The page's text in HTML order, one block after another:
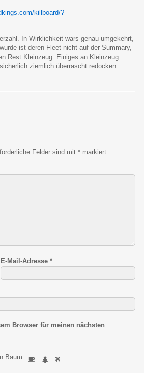
killboard/?
In Wirklichkeit wars genau umgekehrt,
ist deren Fleet nicht auf der Summary,
Rest Kleinzeug. Einiges an Kleinzeug
ziemlich überrascht redocken
Felder sind mit * markiert
E-Mail-Adresse*
Browser für meinen nächsten
Baum.